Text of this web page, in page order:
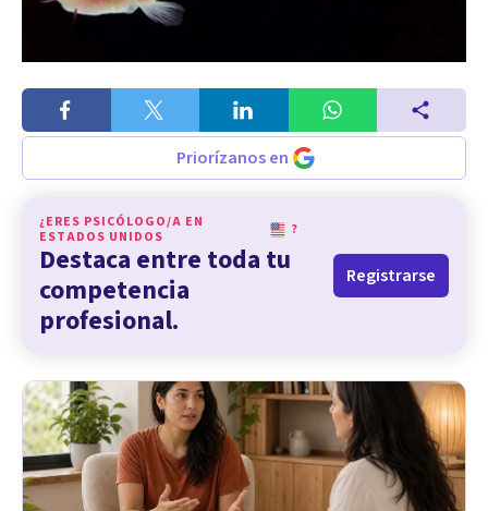
Priorízanos en
¿ERES PSICÓLOGO/A EN
ESTADOS UNIDOS
?
Destaca entre toda tu
competencia
profesional.
Registrarse